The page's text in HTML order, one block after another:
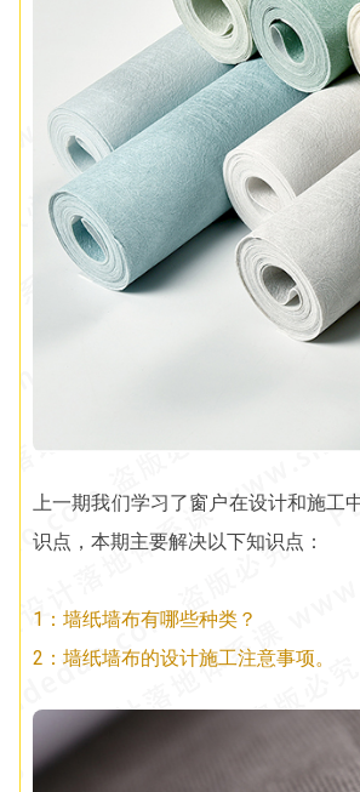
上一期我们学习了窗户在设计和施
识点，本期主要解决以下知识点：
1：墙纸墙布有哪些种类？
2：墙纸墙布的设计施工注意事项。